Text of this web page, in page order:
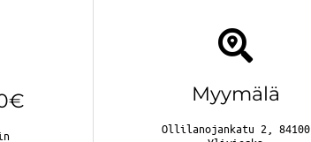
Myymälä
Ollilanojankatu 2, 84100